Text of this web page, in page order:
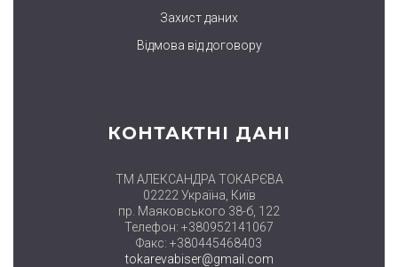
Захист даних
Відмова від договору
КОНТАКТНІ ДАНІ
ТМ АЛЕКСАНДРА ТОКАРЄВА
02222 Україна, Київ
пр. Маяковського 38-б, 122
Телефон: +380952141067
Факс: +380445468403
tokarevabiser@gmail.com